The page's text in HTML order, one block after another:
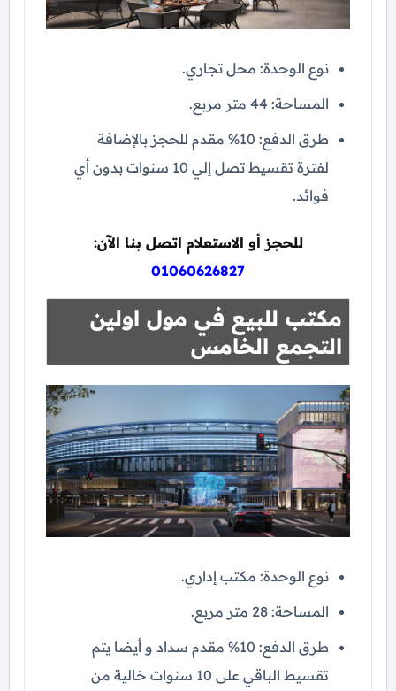
نوع الوحدة: محل تجاري.
المساحة: 44 متر مربع.
طرق الدفع: 10% مقدم للحجز بالإضافة
لفترة تقسيط تصل إلي 10 سنوات بدون أي
فوائد.
للحجز أو الاستعلام اتصل بنا الآن:
01060626827
مكتب للبيع في مول اولين
التجمع الخامس
نوع الوحدة: مكتب إداري.
المساحة: 28 متر مربع.
طرق الدفع: 10% مقدم سداد و أيضا يتم
تقسيط الباقي على 10 سنوات خالية من